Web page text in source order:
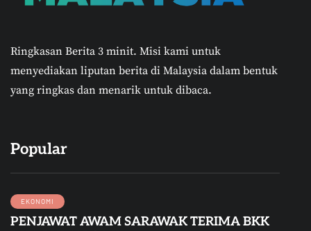
Ringkasan Berita 3 minit. Misi kami untuk
menyediakan liputan berita di Malaysia dalam bentuk
yang ringkas dan menarik untuk dibaca.
Popular
EKONOMI
PENJAWAT AWAM SARAWAK TERIMA BKK